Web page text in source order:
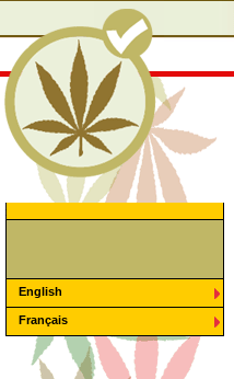
English
Français